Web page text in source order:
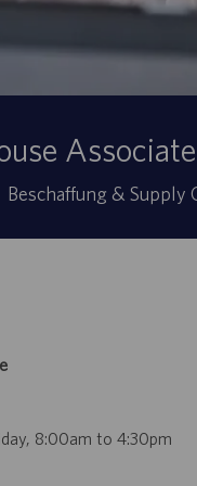
Associate
Kategorie
Beschaffung & Supply
8:00am to 4:30pm